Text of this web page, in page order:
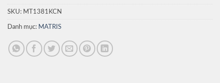
SKU: MT1381KCN
Danh mục: MATRIS